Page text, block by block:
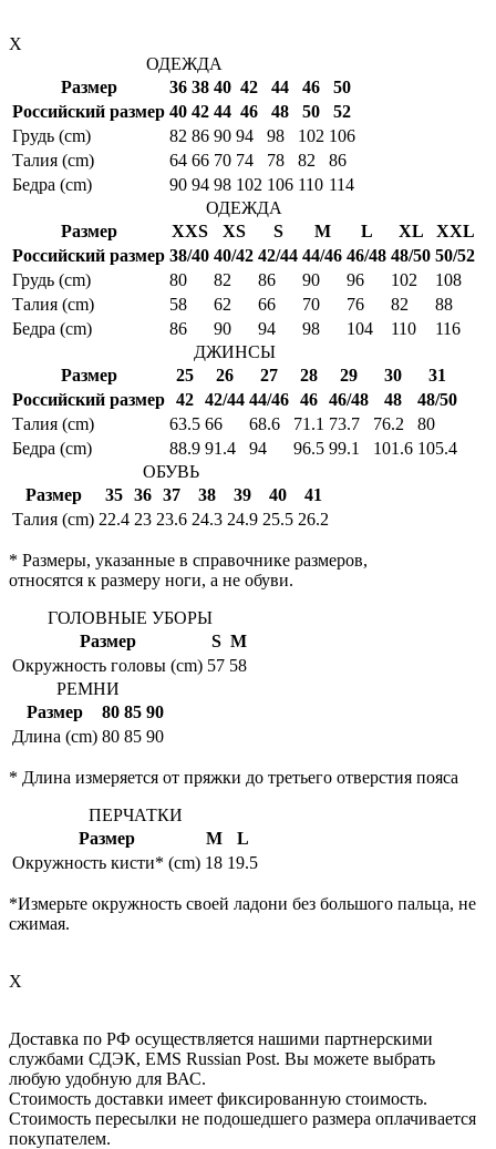
X
ОДЕЖДА
Размер
36 38 40 42 44 46
50
Российский размер 40 42 44 46 48 50
52
Грудь (cm)
82 86 90 94 98 102 106
Талия (cm)
64 66 70 74 78 82
86
Бедра (cm)
90 94 98 102 106 110 114
ОДЕЖДА
Размер
XXS XS S M L XL
XXL
Российский размер 38/40 40/42 42/44 44/46 46/48 48/50 50/52
Грудь (cm)
80 82 86 90 96 102
108
Талия (cm)
58 62 66 70 76 82
88
Бедра (cm)
86 90 94 98 104 110
116
ДЖИНСЫ
Размер
25 26 27 28 29 30
31
Российский размер 42 42/44 44/46 46 46/48 48
48/50
Талия (cm)
63.5 66 68.6 71.1 73.7 76.2
80
Бедра (cm)
88.9 91.4 94 96.5 99.1 101.6 105.4
ОБУВЬ
Размер
35 36 37 38 39 40
41
Талия (cm) 22.4 23 23.6 24.3 24.9 25.5 26.2
* Размеры, указанные в справочнике размеров,
относятся к размеру ноги, а не обуви.
ГОЛОВНЫЕ УБОРЫ
Размер
S M
Окружность головы (cm) 57 58
РЕМНИ
Размер
80 85 90
Длина (cm) 80 85 90
* Длина измеряется от пряжки до третьего отверстия пояса
ПЕРЧАТКИ
Размер
M
L
Окружность кисти* (cm) 18 19.5
*Измерьте окружность своей ладони без большого пальца, не
сжимая.
X
Доставка по РФ осуществляется нашими партнерскими
службами СДЭК, EMS Russian Post. Вы можете выбрать
любую удобную для ВАС.
Стоимость доставки имеет фиксированную стоимость.
Стоимость пересылки не подошедшего размера оплачивается
покупателем.